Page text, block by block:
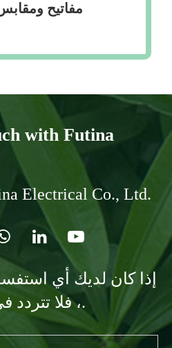
مفاتيح
with Futina
Electrical Co., Ltd.
إذا كان لديك أي
، فلا تتردد في الاتصال بنا.